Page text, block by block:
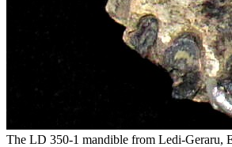
The LD 350-1 mandible from Ledi-